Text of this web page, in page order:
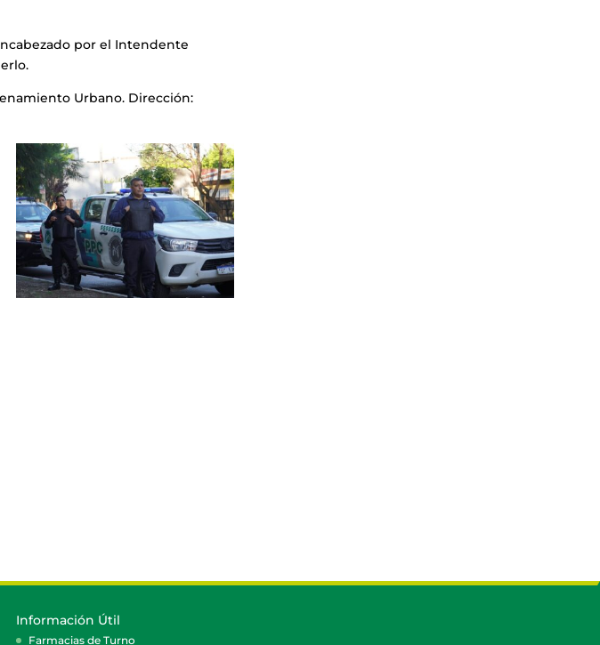
por el Intendente
Urbano. Dirección:
Información Útil
Farmacias de Turno